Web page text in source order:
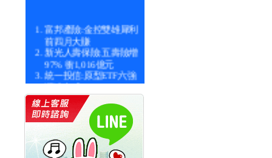
富邦產險:金控雙雄犀利
前四月大賺
新光人壽保險:五壽險增
97% 衝1,016億元
統一投信:原型ETF六強
漲逾九成
統一投信:主動式ETF溢
價 被盯上
新光人壽保險:新壽Q1外
價金將達996億
宇辰系統科技:宇辰業績
創新高 啟動興櫃轉上櫃